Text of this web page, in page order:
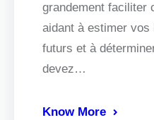
grandement faciliter
aidant à estimer vos
futurs et à
devez…
Know More